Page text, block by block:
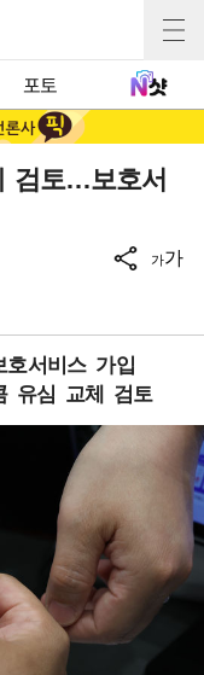
포토
검토…보호서
가가
서비스 가입
유심 교체 검토